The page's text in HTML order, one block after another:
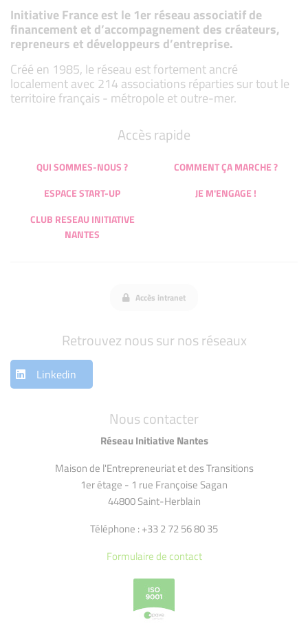
Initiative France est le 1er réseau associatif de
financement et d’accompagnement des créateurs,
repreneurs et développeurs d’entreprise.
Créé en 1985, le réseau est fortement ancré
localement avec 214 associations réparties sur tout le
territoire français - métropole et outre-mer.
Nous contacter
Réseau Initiative Nantes
Maison de l'Entrepreneuriat et des Transitions
1er étage - 1 rue Françoise Sagan
44800 Saint-Herblain
Téléphone : +33 2 72 56 80 35
Formulaire de contact
Accès rapide
QUI SOMMES-NOUS ?
COMMENT ÇA MARCHE ?
ESPACE START-UP
JE M'ENGAGE !
CLUB RESEAU INITIATIVE
NANTES
Accès intranet
Retrouvez nous sur nos réseaux
Linkedin